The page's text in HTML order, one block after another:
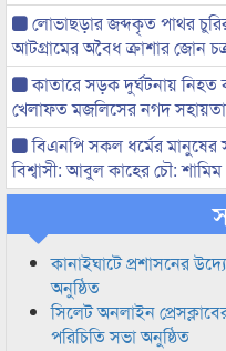
লোভাছড়ার জব্দকৃত পাথর
আটগ্রামের অবৈধ ক্রাশার জোন
কাতারে সড়ক দুর্ঘটনায় নিহত
খেলাফত মজলিসের নগদ সহায়তা
বিএনপি সকল ধর্মের মানুষের
বিশ্বাসী: আবুল কাহের চৌ: শামিম
কানাইঘাটে প্রশাসনের
অনুষ্ঠিত
সিলেট অনলাইন
পরিচিতি সভা অনুষ্ঠিত